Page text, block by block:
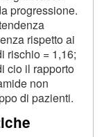
progressione.
rispetto ai
rischio = 1,16;
cio il rapporto
non
di pazienti.